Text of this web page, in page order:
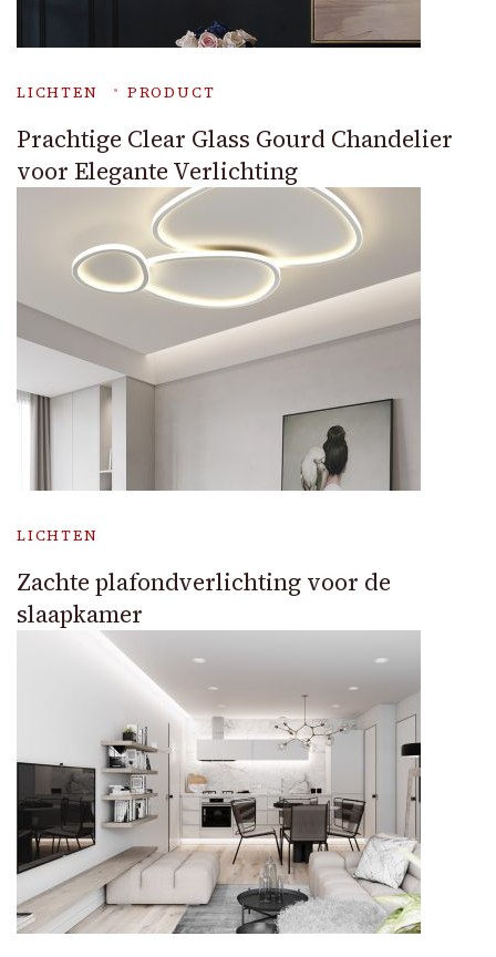
LICHTEN PRODUCT
Prachtige Clear Glass Gourd Chandelier
voor Elegante Verlichting
LICHTEN
Zachte plafondverlichting voor de
slaapkamer